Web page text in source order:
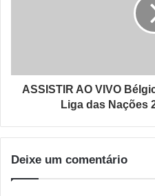
ASSISTIR AO VIVO
Liga das Nações
Deixe um comentário